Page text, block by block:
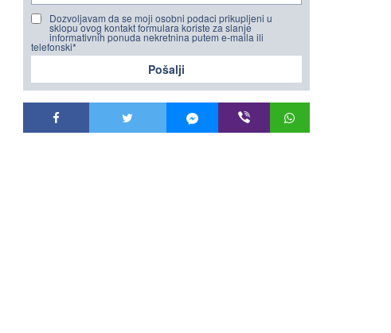
Dozvoljavam da se moji osobni podaci prikupljeni u
sklopu ovog kontakt formulara koriste za slanje
informativnih ponuda nekretnina putem e-maila ili
telefonski*
Pošalji